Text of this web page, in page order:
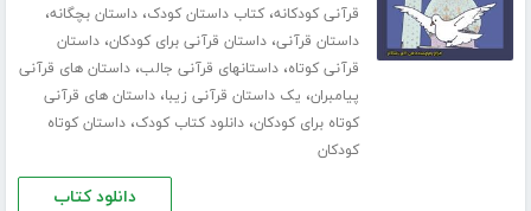
قرآنی کودکانه،کتاب داستان کودک،داستان بچگانه،
داستان قرآنی،داستان قرآنی برای کودکان،داستان
قرآنی کوتاه،داستانهای قرآنی جالب،داستان های قرآنی
پیامبران، یک داستان قرآنی زیبا،داستان های قرآنی
کوتاه برای کودکان،دانلود کتاب کودک،داستان کوتاه
کودکان
دانلود کتاب